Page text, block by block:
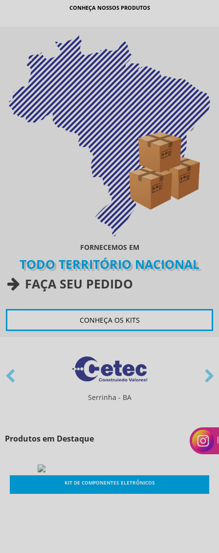
CONHEÇA NOSSOS PRODUTOS
FORNECEMOS EM
TODO TERRITÓRIO NACIONAL
FAÇA SEU PEDIDO
CONHEÇA OS KITS
Produtos em Destaque
KIT DE COMPONENTES ELETRÔNICOS